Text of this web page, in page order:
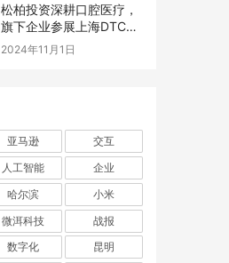
松柏投资深耕口腔医疗，
旗下企业参展上海DTC展
现数智化升级产品力
2024年11月1日
亚马逊
交互
人工智能
企业
哈尔滨
小米
微洱科技
战报
数字化
昆明